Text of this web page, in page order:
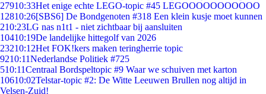
27910:33Het enige echte LEGO-topic #45 LEGOOOOOOOOOOO
12810:26[SBS6] De Bondgenoten #318 Een klein kusje moet kunnen
210:23LG nas n1t1 - niet zichtbaar bij aansluiten
10410:19De landelijke hittegolf van 2026
23210:12Het FOK!kers maken teringherrie topic
9210:11Nederlandse Politiek #725
510:11Centraal Bordspeltopic #9 Waar we schuiven met karton
10610:02Telstar-topic #2: De Witte Leeuwen Brullen nog altijd in
Velsen-Zuid!